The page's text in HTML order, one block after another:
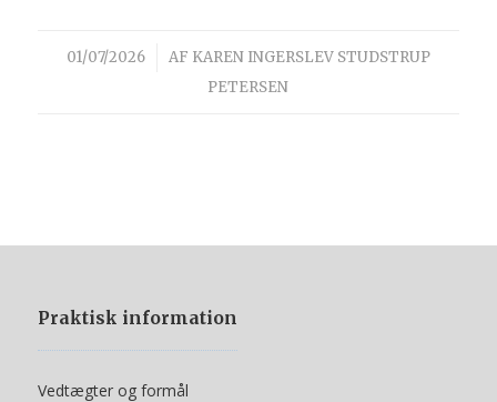
01/07/2026
/ AF KAREN INGERSLEV STUDSTRUP
PETERSEN
Praktisk information
Vedtægter og formål